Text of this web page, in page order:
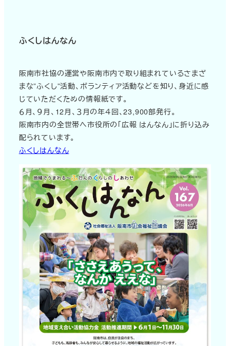
ふくしはんなん
阪南市社協の運営や阪南市内で取り組まれているさまざ
まな”ふくし”活動、ボランティア活動などを知り、身近に感
じていただくための情報紙です。
６月、９月、12月、３月の年４回、23,900部発行。
阪南市内の全世帯へ市役所の「広報 はんなん」に折り込み
配られています。
ふくしはんなん